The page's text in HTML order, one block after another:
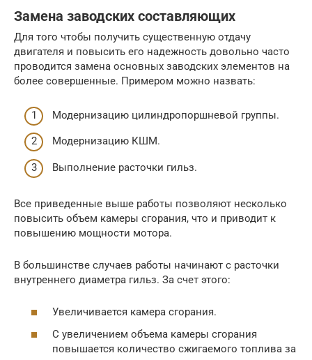
Замена заводских составляющих
Для того чтобы получить существенную отдачу
двигателя и повысить его надежность довольно часто
проводится замена основных заводских элементов на
более совершенные. Примером можно назвать:
Модернизацию цилиндропоршневой группы.
Модернизацию КШМ.
Выполнение расточки гильз.
Все приведенные выше работы позволяют несколько
повысить объем камеры сгорания, что и приводит к
повышению мощности мотора.
В большинстве случаев работы начинают с расточки
внутреннего диаметра гильз. За счет этого:
Увеличивается камера сгорания.
С увеличением объема камеры сгорания
повышается количество сжигаемого топлива за